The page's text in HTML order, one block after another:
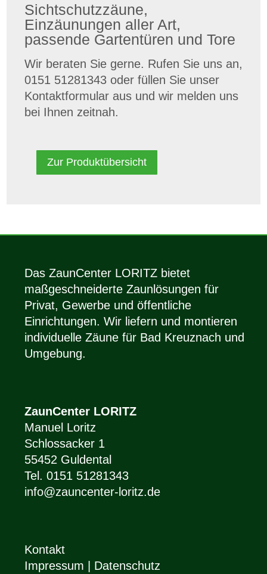
Sichtschutzzäune,
Einzäunungen aller Art,
passende Gartentüren und Tore
Wir beraten Sie gerne. Rufen Sie uns an,
0151 51281343 oder füllen Sie unser
Kontaktformular aus und wir melden uns
bei Ihnen zeitnah.
Zur Produktübersicht
Das ZaunCenter LORITZ bietet
maßgeschneiderte Zaunlösungen für
Privat, Gewerbe und öffentliche
Einrichtungen. Wir liefern und montieren
individuelle Zäune für Bad Kreuznach und
Umgebung.
ZaunCenter LORITZ
Manuel Loritz
Schlossacker 1
55452 Guldental
Tel. 0151 51281343
info@zauncenter-loritz.de
Kontakt
Impressum | Datenschutz